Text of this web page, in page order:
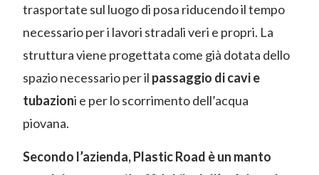
trasportate sul luogo di posa riducendo il tempo
necessario per i lavori stradali veri e propri. La
struttura viene progettata come già dotata dello
spazio necessario per il passaggio di cavi e
tubazioni e per lo scorrimento dell’acqua
piovana.
Secondo l’azienda, Plastic Road è un manto